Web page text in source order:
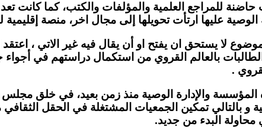
حاضنة للمراجع العلمية والمؤلفات والكتب، كما كانت
عليها ارتأت تحويلها إلى مجال اخر، منصة
لا يستحق ان يفتح او أن يقال فيه غير الاتي ،
بالعالم القروي من استكمال دراستهم في أجواء
.
المؤسسة والإدارة الوصية منذ زمن بعيد، في خلق مجلس
و بالتالي تمكين الجمعيات المشتغلة في الحقل
محاولة البدء من جديد.